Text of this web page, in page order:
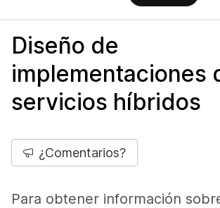
Diseño de
implementaciones
servicios híbridos
¿Comentarios?
Para obtener información